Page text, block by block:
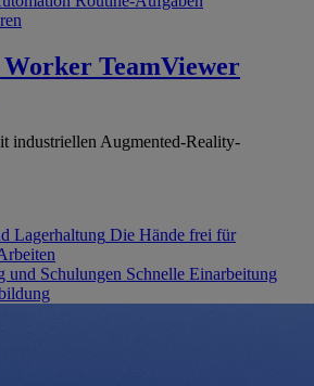
Worker TeamViewer
industriellen Augmented-Reality-
Lagerhaltung Die Hände frei für
und Schulungen Schnelle Einarbeitung